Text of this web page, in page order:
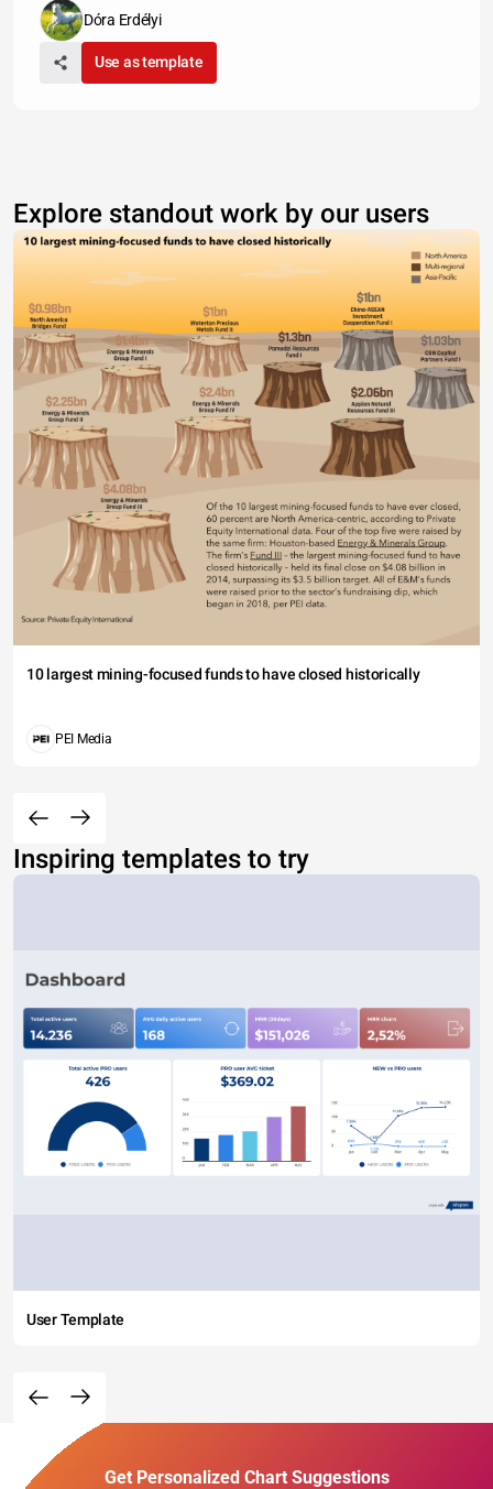
Dóra Erdélyi
Use as template
Explore standout work by our users
10 largest mining-focused funds to have closed historically
PEI Media
Inspiring templates to try
User Template
Get Personalized Chart Suggestions